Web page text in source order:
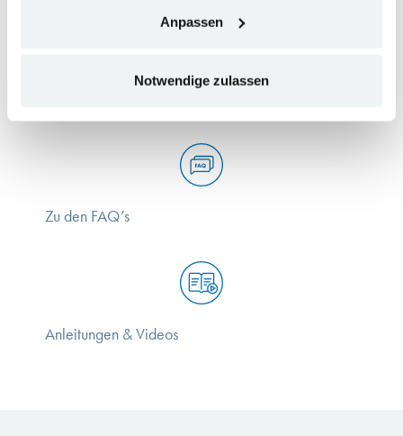
Anpassen
Notwendige zulassen
Zu den FAQ’s
Anleitungen & Videos